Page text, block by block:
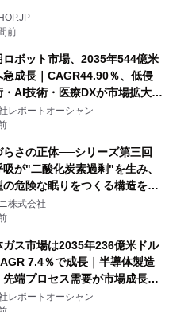
前
ロボット市場、2035年544億米
急成長｜CAGR44.90％、低侵
・AI技術・医療DXが市場拡大を
レポートオーシャン
らさの正体──シリーズ第三回
吸が"二酸化炭素過剰"を生み、
の危険な眠りをつくる構造を解
株式会社
ガス市場は2035年236億米ドル
7.4％で成長｜半導体製造
先端プロセス需要が市場成長を
レポートオーシャン